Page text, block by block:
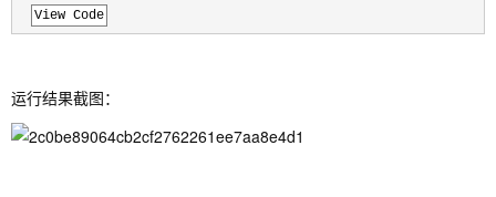
View Code
运行结果截图：